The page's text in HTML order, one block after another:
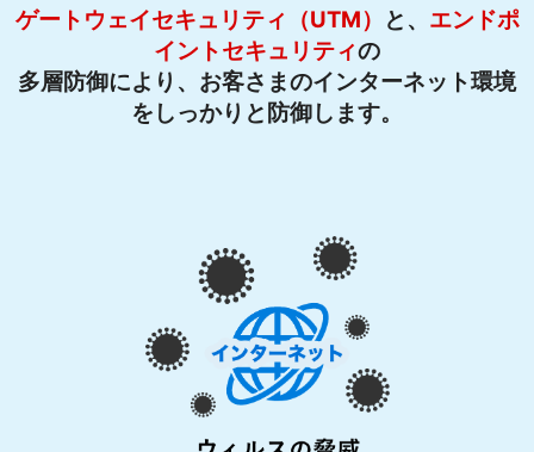
ゲートウェイセキュリティ（UTM） と 、 エンドポ
イントセキュリティの
多層防御により、お客さまのインターネット環境
をしっかりと防御します。